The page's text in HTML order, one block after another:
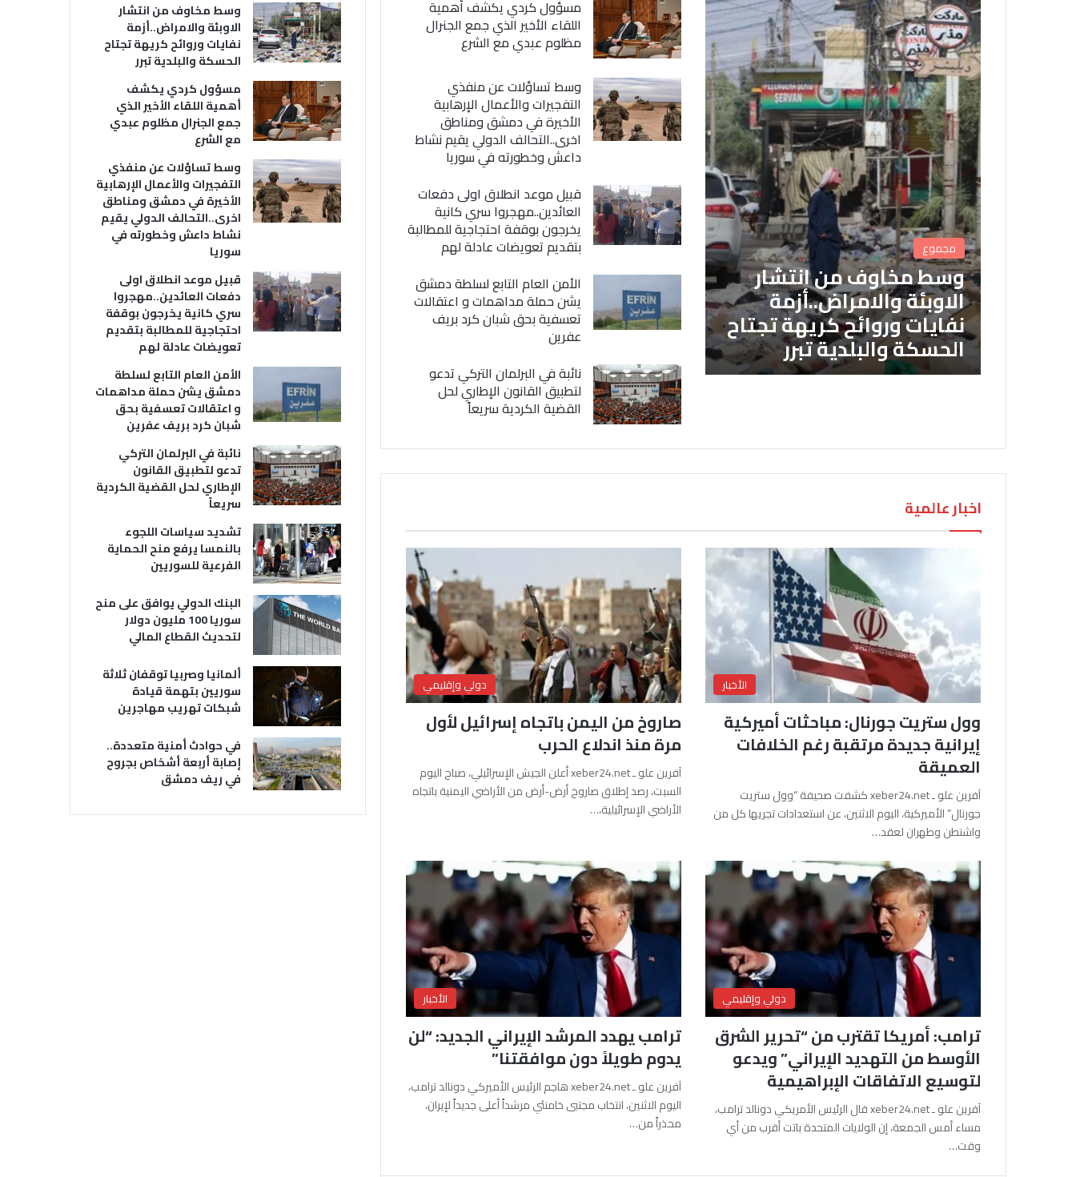
مجموع
وسط مخاوف من انتشار
الاوبئة والامراض..أزمة
نفايات وروائح كريهة تجتاح
الحسكة والبلدية تبرر
مسؤول كردي يكشف أهمية
اللقاء الأخير الذي جمع الجنرال
مظلوم عبدي مع الشرع
وسط تساؤلات عن منفذي
التفجيرات والأعمال الإرهابية
الأخيرة في دمشق ومناطق
اخرى..التحالف الدولي يقيم نشاط
داعش وخطورته في سوريا
قبيل موعد انطلاق اولى دفعات
العائدين..مهجروا سري كانية
يخرجون بوقفة احتجاجية للمطالبة
بتقديم تعويضات عادلة لهم
الأمن العام التابع لسلطة دمشق
يشن حملة مداهمات و اعتقالات
تعسفية بحق شبان كرد بريف
عفرين
نائبة في البرلمان التركي تدعو
لتطبيق القانون الإطاري لحل
القضية الكردية سريعاً
اخبار عالمية
الأخبار
وول ستريت جورنال: مباحثات أميركية
إيرانية جديدة مرتقبة رغم الخلافات
العميقة
آفرين علو ـ xeber24.net كشفت صحيفة “وول ستريت
جورنال” الأميركية، اليوم الاثنين، عن استعدادات تجريها كل من
واشنطن وطهران لعقد…
دولي وإقليمي
صاروخ من اليمن باتجاه إسرائيل لأول
مرة منذ اندلاع الحرب
آفرين علو ـ xeber24.net أعلن الجيش الإسرائيلي، صباح اليوم
السبت، رصد إطلاق صاروخ أرض-أرض من الأراضي اليمنية باتجاه
الأراضي الإسرائيلية،…
دولي وإقليمي
ترامب: أمريكا تقترب من “تحرير الشرق
الأوسط من التهديد الإيراني” ويدعو
لتوسيع الاتفاقات الإبراهيمية
آفرين علو ـ xeber24.net قال الرئيس الأمريكي دونالد ترامب،
مساء أمس الجمعة، إن الولايات المتحدة باتت أقرب من أي
وقت…
الأخبار
ترامب يهدد المرشد الإيراني الجديد: “لن
يدوم طويلاً دون موافقتنا”
آفرين علو ـ xeber24.net هاجم الرئيس الأميركي دونالد ترامب،
اليوم الاثنين، انتخاب مجتبى خامنئي مرشداً أعلى جديداً لإيران،
محذراً من…
وسط مخاوف من انتشار
الاوبئة والامراض..أزمة
نفايات وروائح كريهة تجتاح
الحسكة والبلدية تبرر
مسؤول كردي يكشف
أهمية اللقاء الأخير الذي
جمع الجنرال مظلوم عبدي
مع الشرع
وسط تساؤلات عن منفذي
التفجيرات والأعمال الإرهابية
الأخيرة في دمشق ومناطق
اخرى..التحالف الدولي يقيم
نشاط داعش وخطورته في
سوريا
قبيل موعد انطلاق اولى
دفعات العائدين..مهجروا
سري كانية يخرجون بوقفة
احتجاجية للمطالبة بتقديم
تعويضات عادلة لهم
الأمن العام التابع لسلطة
دمشق يشن حملة مداهمات
و اعتقالات تعسفية بحق
شبان كرد بريف عفرين
نائبة في البرلمان التركي
تدعو لتطبيق القانون
الإطاري لحل القضية الكردية
سريعاً
تشديد سياسات اللجوء
بالنمسا يرفع منح الحماية
الفرعية للسوريين
البنك الدولي يوافق على منح
سوريا 100 مليون دولار
لتحديث القطاع المالي
ألمانيا وصربيا توقفان ثلاثة
سوريين بتهمة قيادة
شبكات تهريب مهاجرين
في حوادث أمنية متعددة..
إصابة أربعة أشخاص بجروح
في ريف دمشق